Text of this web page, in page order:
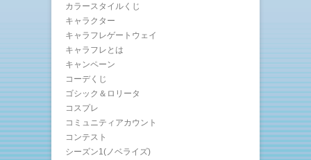
カラースタイルくじ
キャラクター
キャラフレゲートウェイ
キャラフレとは
キャンペーン
コーデくじ
ゴシック＆ロリータ
コスプレ
コミュニティアカウント
コンテスト
シーズン1(ノベライズ)